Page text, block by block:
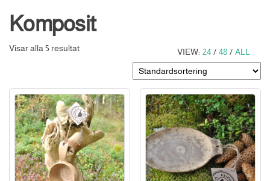
Komposit
VIEW: 24 / 48 / ALL
Visar alla 5 resultat